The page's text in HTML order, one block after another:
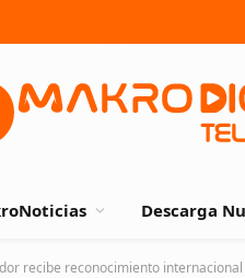
Descarga
recibe reconocimiento